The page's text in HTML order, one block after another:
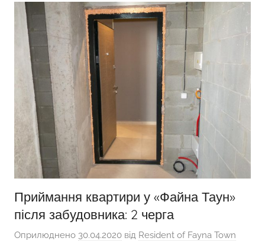
Приймання квартири у «Файна Таун»
після забудовника: 2 черга
Оприлюднено 30.04.2020 від Resident of Fayna Town